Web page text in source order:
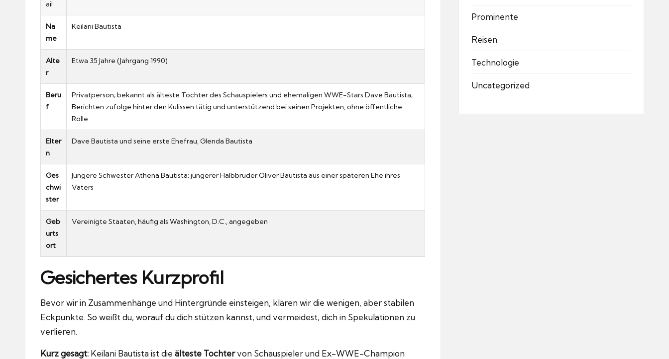
ail
Na
me
Keilani Bautista
Alte
r
Etwa 35 Jahre (Jahrgang 1990)
Beru
f
Privatperson; bekannt als älteste Tochter des Schauspielers und ehemaligen WWE-Stars Dave Bautista;
Berichten zufolge hinter den Kulissen tätig und unterstützend bei seinen Projekten, ohne öffentliche
Rolle
Elter
n
Dave Bautista und seine erste Ehefrau, Glenda Bautista
Ges
chwi
ster
Jüngere Schwester Athena Bautista; jüngerer Halbbruder Oliver Bautista aus einer späteren Ehe ihres
Vaters
Geb
urts
ort
Vereinigte Staaten, häufig als Washington, D.C., angegeben
Gesichertes Kurzprofil
Bevor wir in Zusammenhänge und Hintergründe einsteigen, klären wir die wenigen, aber stabilen
Eckpunkte. So weißt du, worauf du dich stützen kannst, und vermeidest, dich in Spekulationen zu
verlieren.
Kurz gesagt: Keilani Bautista ist die älteste Tochtervon Schauspieler und Ex-WWE-Champion
Prominente
Reisen
Technologie
Uncategorized